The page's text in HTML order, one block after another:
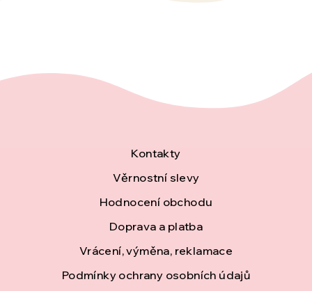
Kontakty
Věrnostní slevy
Hodnocení obchodu
Doprava a platba
Vrácení, výměna, reklamace
Podmínky ochrany osobních údajů